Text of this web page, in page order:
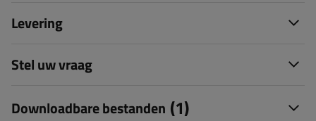
Levering
Stel uw vraag
Downloadbare bestanden (1)